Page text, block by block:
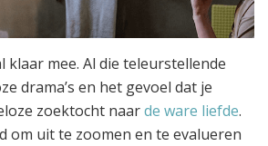
klaar mee. Al die teleurstellende
drama’s en het gevoel dat je
zoektocht naarde ware liefde.
om uit te zoomen en te evalueren